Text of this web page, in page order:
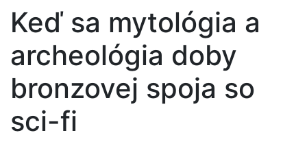
Keď sa mytológia a
archeológia doby
bronzovej spoja so
sci-fi